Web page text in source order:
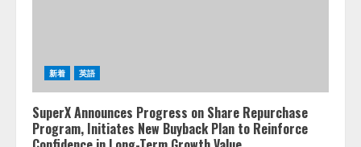
新着 英語
SuperX Announces Progress on Share Repurchase
Program, Initiates New Buyback Plan to Reinforce